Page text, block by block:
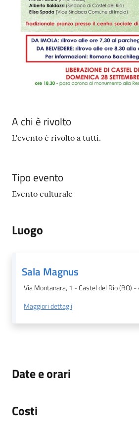
A chi è rivolto
L'evento è rivolto a tutti.
Tipo evento
Evento culturale
Luogo
Sala Magnus
Via Montanara, 1 - Castel del Rio (BO)
Maggiori dettagli
Date e orari
Costi